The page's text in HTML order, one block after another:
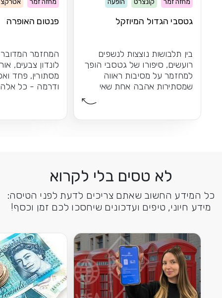
גטסבי הגדול המיוזקל
בין תלבושות נוצצות לנשפים
רועשים, סיפורו של גטסבי הופך
למחזמר על מסיבות ראווה
שמסתירות אהבה אחת שאי
פנטום האופרה
המחזמר
לונדון צבעים,
מסתורין, פחד
ודרמה - כל
לא טסים בלי לקרוא
כל המידע החשוב שאתם צריכים לדעת לפני הטיסה:
מידע חיוני, טיפים ועדכונים שיחסכו לכם זמן וכסף!